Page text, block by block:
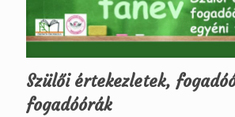
Szülői értekezletek,
fogadóórák